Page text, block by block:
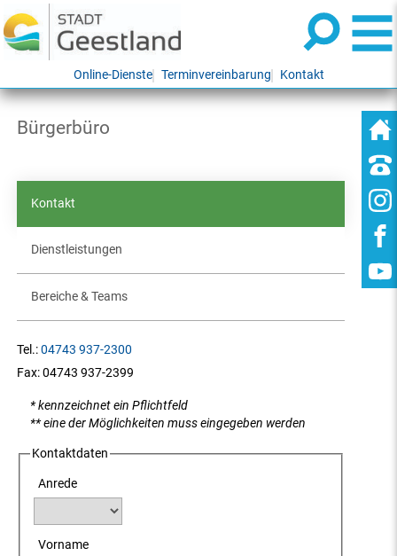
Online-Dienste Terminvereinbarung Kontakt
Bürgerbüro
Kontakt
Dienstleistungen
Bereiche & Teams
Tel.:04743 937-2300
Fax:04743 937-2399
* kennzeichnet ein Pflichtfeld
** eine der Möglichkeiten muss eingegeben werden
Kontaktdaten
Anrede
Vorname